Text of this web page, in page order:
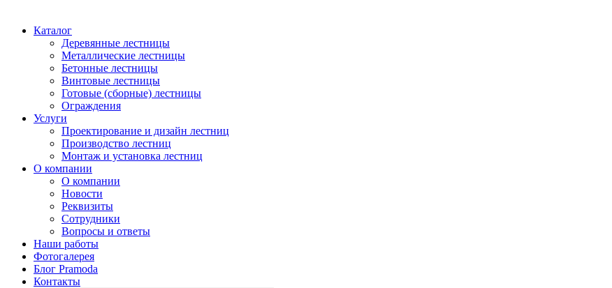
Каталог
Деревянные лестницы
Металлические лестницы
Бетонные лестницы
Винтовые лестницы
Готовые (сборные) лестницы
Ограждения
Услуги
Проектирование и дизайн лестниц
Производство лестниц
Монтаж и установка лестниц
О компании
О компании
Новости
Реквизиты
Сотрудники
Вопросы и ответы
Наши работы
Фотогалерея
Блог Pramoda
Контакты